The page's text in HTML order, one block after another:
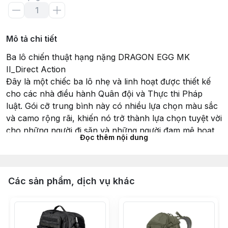
Mô tả chi tiết
Ba lô chiến thuật hạng nặng DRAGON EGG MK
II_Direct Action
Đây là một chiếc ba lô nhẹ và linh hoạt được thiết kế
cho các nhà điều hành Quân đội và Thực thi Pháp
luật. Gói cỡ trung bình này có nhiều lựa chọn màu sắc
và camo rộng rãi, khiến nó trở thành lựa chọn tuyệt vời
cho những người đi săn và những người đam mê hoạt
động ngoài trời. Bạn cũng có thể mặc nó dưới dạng rằn
cảm giác đơn giản khiến nó trở thành một chiếc túi
tìm kiếm một chiếc ba lô MOLLE hạng nặng cho máy
tính xách tay, máy tính bảng, iPad, túi đựng nước, v.v.
Đọc thêm nội dung
Các sản phẩm, dịch vụ khác